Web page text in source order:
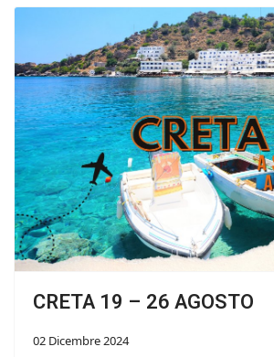
CRETA 19 – 26 AGOSTO
02 Dicembre 2024